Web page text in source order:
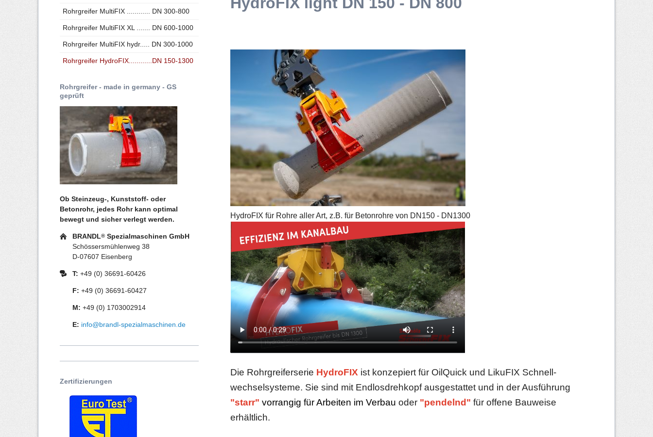
Dreifachplattenverdichter - Unimog
Böschungsverdichter - Bagger
HydroFIX für Rohre aller Art, z.B. für Betonrohre von DN150 - DN1300
Die Rohrgreiferserie HydroFIX ist konzepiert für OilQuick und LikuFIX Schnell­
wechsel­systeme. Sie sind mit Endlosdrehkopf ausgestattet und in der Ausführung
"starr" vorrangig für Arbeiten im Verbau oder "pendelnd" für offene Bauweise
erhältlich.
Rohrgreifer MultiFIX ............ DN 300-800
Rohrgreifer MultiFIX XL ....... DN 600-1000
Rohrgreifer MultiFIX hydr..... DN 300-1000
Rohrgreifer HydroFIX............DN 150-1300
Rohrgreifer - made in germany - GS
geprüft
Ob Steinzeug-, Kunststoff- oder
Betonrohr, jedes Rohr kann optimal
bewegt und sicher verlegt werden.
BRANDL® Spezialmaschinen GmbH
Schössersmühlenweg 38
D-07607 Eisenberg
T: +49 (0) 36691-60426
F: +49 (0) 36691-60427
M:+49 (0) 1703002914
E: info@brandl-spezialmaschinen.de
Zertifizierungen